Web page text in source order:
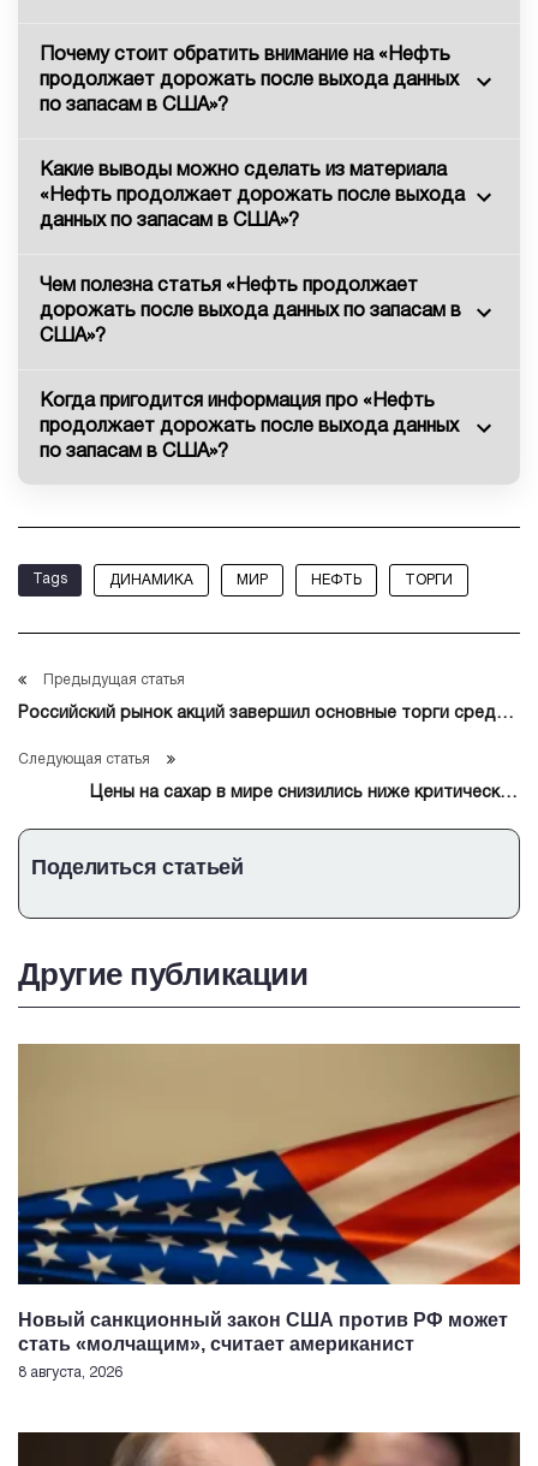
Почему стоит обратить внимание на «Нефть
продолжает дорожать после выхода данных
по запасам в США»?
Какие выводы можно сделать из материала
«Нефть продолжает дорожать после выхода
данных по запасам в США»?
Чем полезна статья «Нефть продолжает
дорожать после выхода данных по запасам в
США»?
Когда пригодится информация про «Нефть
продолжает дорожать после выхода данных
по запасам в США»?
Tags ДИНАМИКА МИР НЕФТЬ ТОРГИ
Предыдущая статья
Российский рынок акций завершил основные торги среды
Следующая статья
Цены на сахар в мире снизились ниже критической
Поделиться статьей
Другие публикации
Новый санкционный закон США против РФ может
стать «молчащим», считает американист
8 августа, 2026